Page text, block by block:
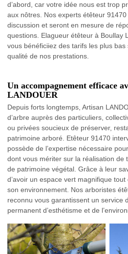
d’abord, car votre idée nous est trop
aux nôtres. Nos experts étêteur
discussion et seront en mesure de
questions. Elagueur étêteur à Boullay
vous bénéficiiez des tarifs les plus
qualité de nos prestations.
Un accompagnement efficace
LANDOUER
Depuis forts longtemps, Artisan
d’arbre auprès des particuliers,
ou privées soucieux de préserver,
patrimoine arboré. Etêteur 91470
possède de l’expertise nécessaire
dont vous mériter sur la réalisation de
de patrimoine végétal. Grâce à leur
d’avoir un espace vert magnifique
son environnement. Nos arboristes
reconnu vous garantissent un service
permanent d’esthétisme et de